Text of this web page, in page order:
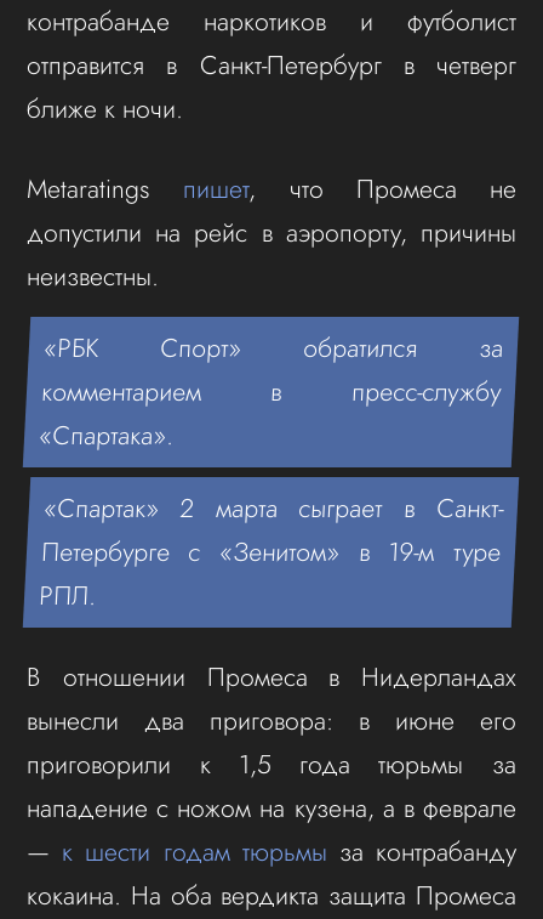
контрабанде наркотиков и футболист
отправится в Санкт-Петербург в четверг
ближе к ночи.
Metaratings пишет, что Промеса не
допустили на рейс в аэропорту, причины
неизвестны.
«РБК Спорт» обратился за
комментарием в пресс-службу
«Спартака».
«Спартак» 2 марта сыграет в Санкт-
Петербурге с «Зенитом» в 19-м туре
РПЛ.
В отношении Промеса в Нидерландах
вынесли два приговора: в июне его
приговорили к 1,5 года тюрьмы за
нападение с ножом на кузена, а в феврале
— к шести годам тюрьмы за контрабанду
кокаина. На оба вердикта защита Промеса